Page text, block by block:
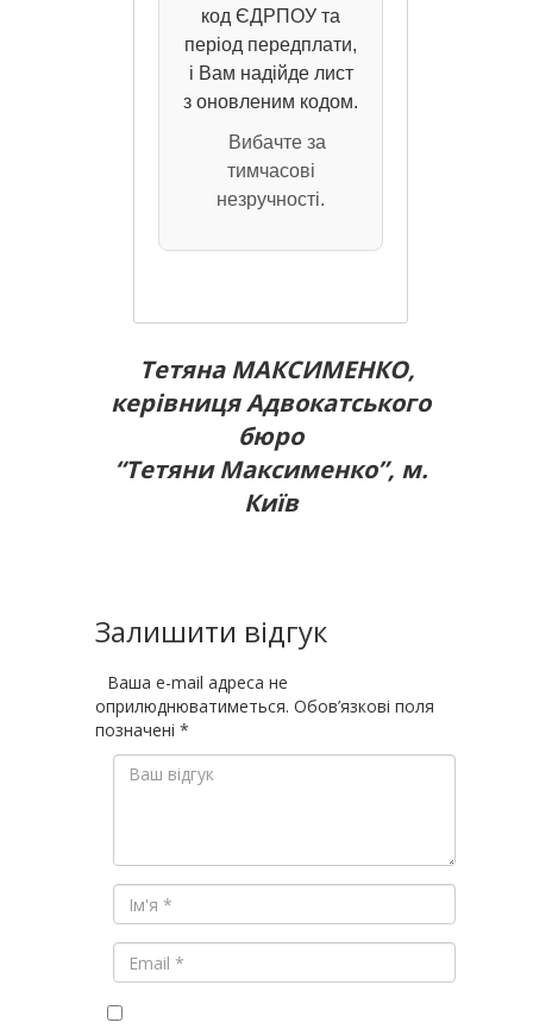
код ЄДРПОУ та
період передплати,
і Вам надійде лист
з оновленим кодом.
Вибачте за
тимчасові
незручності.
Тетяна МАКСИМЕНКО,
керівниця Адвокатського
бюро
“Тетяни Максименко”, м.
Київ
Залишити відгук
Ваша e-mail адреса не
оприлюднюватиметься. Обов’язкові поля
позначені *